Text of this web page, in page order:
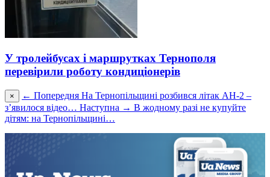
У тролейбусах і маршрутках Тернополя
перевірили роботу кондиціонерів
× ← Попередня На Тернопільщині розбився літак АН-2 –
з’явилося відео… Наступна → В жодному разі не купуйте
дітям: на Тернопільщині…